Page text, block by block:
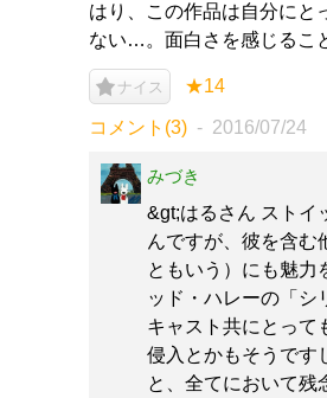
はり、この作品は自分にと
ない…。面白さを感じるこ
ナイス ★14
コメント(3) 2016/07/24
みづき
&gt;はるさん ストイ
んですが、彼を含む
ともいう）にも魅力
ッド・ハレーの「シ
キャスト共にとって
侵入とかもそうで
と、全てにおいて